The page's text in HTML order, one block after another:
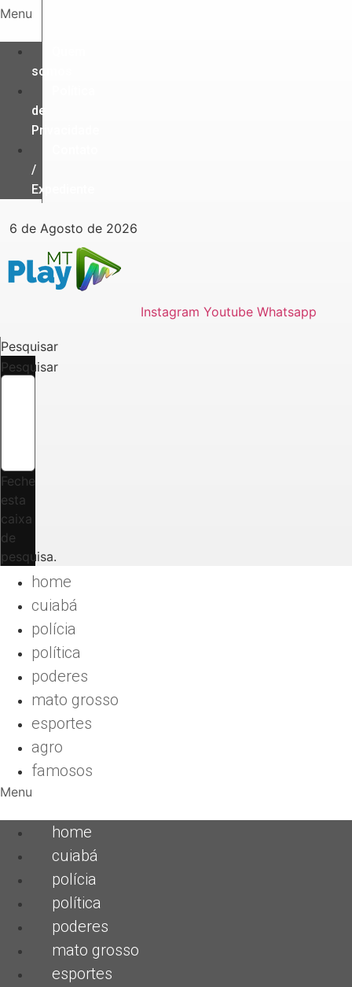
Ir
o
conteúdo
Menu
somos
de
Privacidade
/
Expediente
6 de Agosto de 2026
Instagram Youtube Whatsapp
Pesquisar
Pesquisar
Feche
esta
caixa
de
pesquisa.
home
cuiabá
polícia
política
poderes
mato grosso
esportes
agro
famosos
Menu
home
cuiabá
polícia
política
poderes
mato grosso
esportes